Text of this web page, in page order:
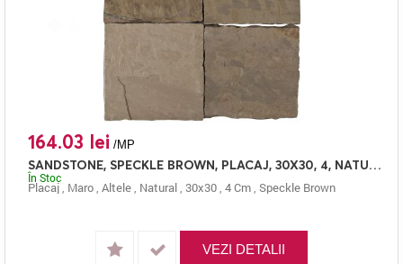
164.03 lei /MP
SANDSTONE, SPECKLE BROWN, PLACAJ, 30X30, 4, NATURAL
Placaj, Maro Altele Natural 30x30 4 Cm Speckle Brown
În Stoc
VEZI DETALII